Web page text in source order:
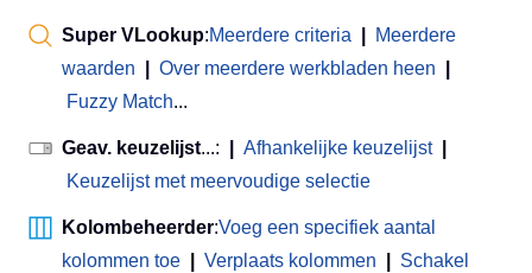
Super VLookup:Meerdere criteria
Meerdere
waarden
Over meerdere werkbladen heen
Fuzzy Match...
Geav. keuzelijst...: Afhankelijke keuzelijst
Keuzelijst met meervoudige selectie
Kolombeheerder:Voeg een specifiek aantal
kolommen toe
Verplaats kolommen
Schakel